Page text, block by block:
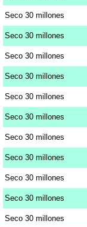
Seco 30 millones
Seco 30 millones
Seco 30 millones
Seco 30 millones
Seco 30 millones
Seco 30 millones
Seco 30 millones
Seco 30 millones
Seco 30 millones
Seco 30 millones
Seco 30 millones